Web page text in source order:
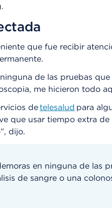
que fue recibir
de las pruebas que
me hicieron todo
detelesalud para
que usar tiempo extra
dijo.
en ninguna de las
de sangre o una